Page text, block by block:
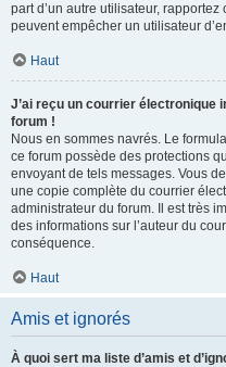
part d’un autre utilisateur,
peuvent empêcher un utilisateur
Haut
J’ai reçu un courrier électronique
forum !
Nous en sommes navrés. Le
ce forum possède des protections
envoyant de tels messages. Vous
une copie complète du courrier
administrateur du forum. Il est très
des informations sur l’auteur du
conséquence.
Haut
Amis et ignorés
À quoi sert ma liste d’amis et